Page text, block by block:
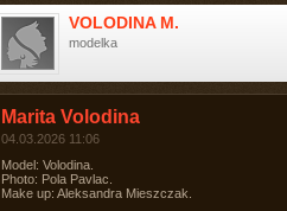
VOLODINA M.
modelka
Marita Volodina
04.03.2026 11:06
Model: Volodina.
Photo: Pola Pavlac.
Make up: Aleksandra Mieszczak.